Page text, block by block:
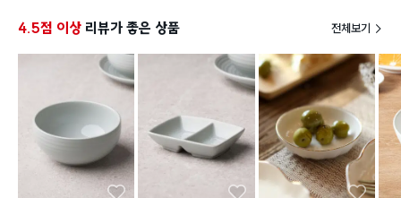
4.5점 이상 리뷰가 좋은 상품 전체보기